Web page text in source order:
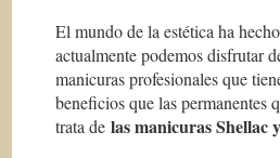
El mundo de la estética ha
actualmente podemos disfrutar
manicuras profesionales que
beneficios que las permanentes
trata delas manicuras Shellac